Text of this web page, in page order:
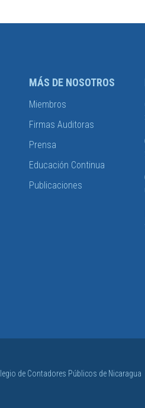
MÁS DE NOSOTROS
Miembros
Firmas Auditoras
Prensa
Educación Continua
Publicaciones
de Contadores Públicos de Nicaragua